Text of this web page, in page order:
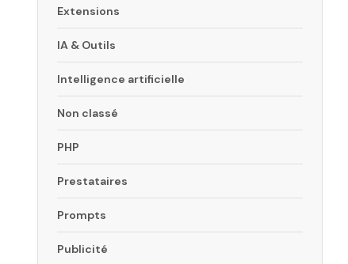
Extensions
IA & Outils
Intelligence artificielle
Non classé
PHP
Prestataires
Prompts
Publicité